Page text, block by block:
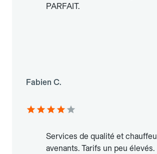
PARFAIT.
Fabien C.
Services de qualité et
avenants. Tarifs un peu élevés.